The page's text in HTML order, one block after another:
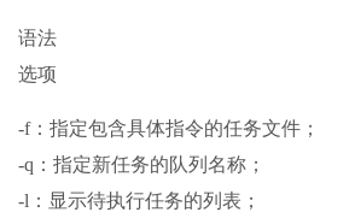
语法
选项
-f：指定包含具体指令的任务文件；
-q：指定新任务的队列名称；
-l：显示待执行任务的列表；